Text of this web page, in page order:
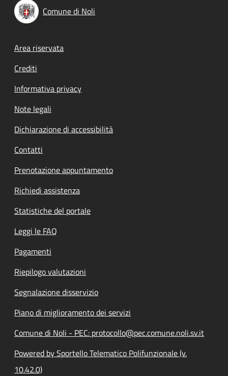
Comune di Noli
Footer menu
Area riservata
Crediti
Informativa privacy
Note legali
Dichiarazione di accessibilità
Contatti
Prenotazione appuntamento
Richiedi assistenza
Statistiche del portale
Leggi le FAQ
Pagamenti
Riepilogo valutazioni
Segnalazione disservizio
Piano di miglioramento dei servizi
Comune di Noli - PEC: protocollo@pec.comune.noli.sv.it
Powered by Sportello Telematico Polifunzionale (v.
10.42.0)